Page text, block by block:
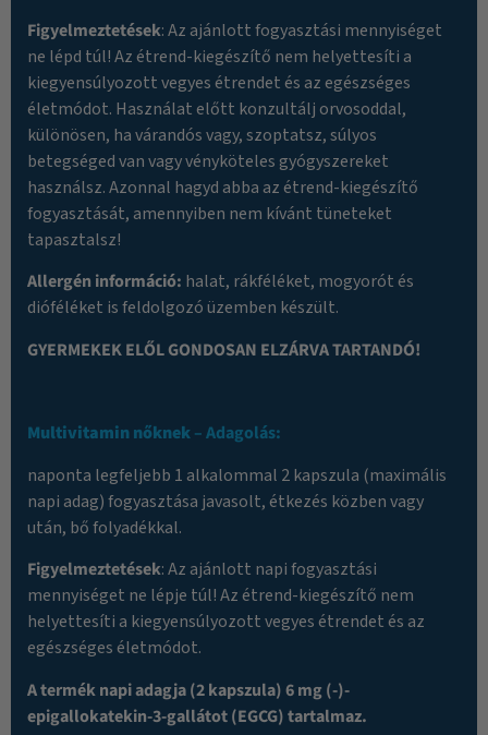
Figyelmeztetések: Az ajánlott fogyasztási mennyiséget
ne lépd túl! Az étrend-kiegészítő nem helyettesíti a
kiegyensúlyozott vegyes étrendet és az egészséges
életmódot. Használat előtt konzultálj orvosoddal,
különösen, ha várandós vagy, szoptatsz, súlyos
betegséged van vagy vényköteles gyógyszereket
használsz. Azonnal hagyd abba az étrend-kiegészítő
fogyasztását, amennyiben nem kívánt tüneteket
tapasztalsz!
Allergén információ: halat, rákféléket, mogyorót és
dióféléket is feldolgozó üzemben készült.
GYERMEKEK ELŐL GONDOSAN ELZÁRVA TARTANDÓ!
Multivitamin nőknek– Adagolás:
naponta legfeljebb 1 alkalommal 2 kapszula (maximális
napi adag) fogyasztása javasolt, étkezés közben vagy
után, bő folyadékkal.
Figyelmeztetések: Az ajánlott napi fogyasztási
mennyiséget ne lépje túl! Az étrend-kiegészítő nem
helyettesíti a kiegyensúlyozott vegyes étrendet és az
egészséges életmódot.
A termék napi adagja (2 kapszula) 6 mg (-)-
epigallokatekin-3-gallátot (EGCG) tartalmaz.